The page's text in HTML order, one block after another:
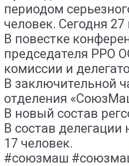
периодом
человек. Сегодня
В повестке
председателя РРО
комиссии и
В заключительной
отделения
В новый состав
В состав
17 человек.
#союзмаш